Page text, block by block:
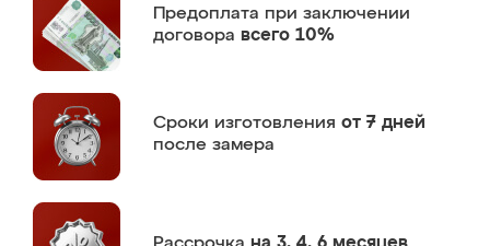
Предоплата при заключении
договора всего 10%
Сроки изготовления от 7 дней
после замера